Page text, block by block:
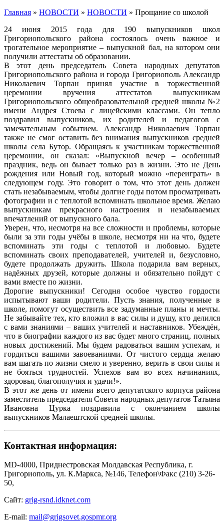
Главная » НОВОСТИ » НОВОСТИ » Прощание со школой
24 июня 2015 года для 190 выпускников школ
Григориопольского района состоялось очень важное и
трогательное мероприятие – выпускной бал, на котором они
получили аттестаты об образовании.
В этот день председатель Совета народных депутатов
Григориопольского района и города Григориополь Александр
Николаевич Торпан принял участие в торжественной
церемонии вручения аттестатов выпускникам
Григориопольского общеобразовательной средней школы №2
имени Андрея Стоева с лицейскими классами. Он тепло
поздравил выпускников, их родителей и педагогов с
замечательным событием. Александр Николаевич Торпан
также не смог оставить без внимания выпускников средней
школы села Бутор. Обращаясь к участникам торжественной
церемонии, он сказал: «Выпускной вечер – особенный
праздник, ведь он бывает только раз в жизни. Это не День
рождения или Новый год, который можно «переиграть» в
следующем году. Это говорит о том, что этот день должен
стать незабываемым, чтобы долгие годы потом просматривать
фотографии и с теплотой вспоминать школьное время. Желаю
выпускникам прекрасного настроения и незабываемых
впечатлений от выпускного бала.
Уверен, что, несмотря на все сложности и проблемы, которые
были за эти годы учёбы в школе, несмотря ни на что, будете
вспоминать эти годы с теплотой и любовью. Будете
вспоминать своих преподавателей, учителей и, безусловно,
будете продолжать дружить. Школа подарила вам верных,
надёжных друзей, которые должны и обязательно пойдут с
вами вместе по жизни.
Дорогие выпускники! Сегодня особое чувство гордости
испытывают ваши родители. Пусть знания, полученные в
школе, помогут осуществить все задуманные планы и мечты.
Не забывайте тех, кто вложил в вас силы и душу, кто делился
с вами знаниями – ваших учителей и наставников. Убеждён,
что в биографии каждого из вас будет много страниц, полных
новых достижений. Мы будем радоваться вашим успехам, и
гордиться вашими завоеваниями. От чистого сердца желаю
вам шагать по жизни смело и уверенно, верить в свои силы и
не бояться трудностей. Успехов вам во всех начинаниях,
здоровья, благополучия и удачи!».
В этот же день от имени всего депутатского корпуса района
заместитель председателя Совета народных депутатов Татьяна
Ивановна Цурка поздравила с окончанием школы
выпускников Малаештской средней школы.
Контактная информация:
MD-4000, Приднестровская Молдавская Республика, г.
Григориополь, ул. К.Маркса, №146, Телефон\Факс (210) 3-26-
50,
Сайт: grig-rsnd.idknet.com
E-mail: mail@grigsovet.gospmr.org